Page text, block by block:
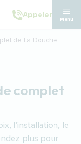
Appeler
Menu
de La Douche
complet
l’installation, le
plus pour